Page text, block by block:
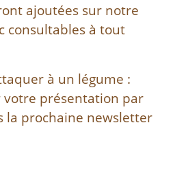
ajoutées sur notre
consultables à tout
à un légume :
présentation par
la prochaine newsletter